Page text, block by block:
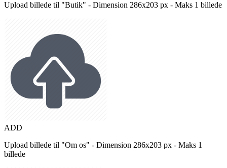
Upload billede til "Butik" - Dimension 286x203 px - Maks 1 billede
ADD
Upload billede til "Om os" - Dimension 286x203 px - Maks 1
billede